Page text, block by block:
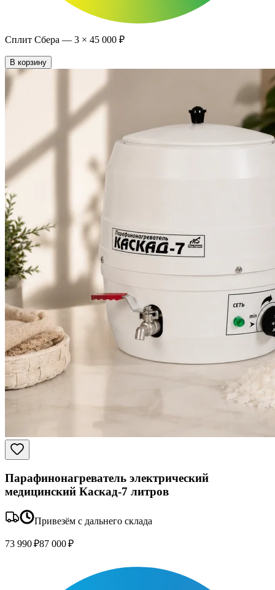
Сплит Сбера — 3 × 45 000 ₽
В корзину
Парафинонагреватель электрический
медицинский Каскад-7 литров
Привезём с дальнего склада
73 990 ₽87 000 ₽